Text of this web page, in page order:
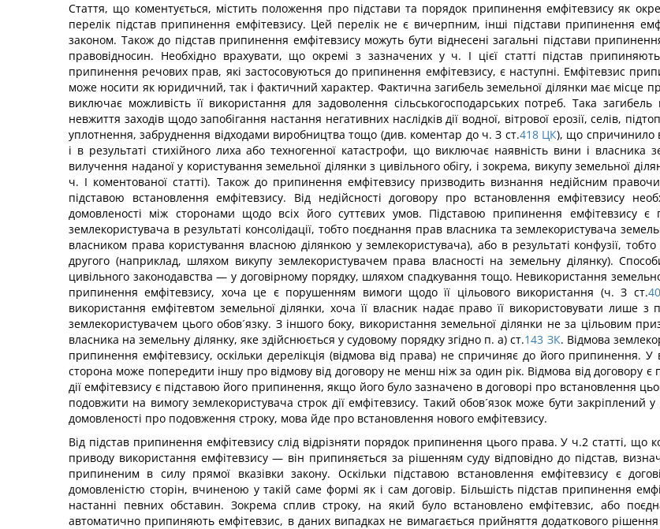
Стаття, що коментується, містить положення про підстави та порядок припинення емфітевзису як
перелік підстав припинення емфітевзису. Цей перелік не є вичерпним, інші підстави припинення
законом. Також до підстав припинення емфітевзису можуть бути віднесені загальні підстави
правовідносин. Необхідно врахувати, що окремі з зазначених у ч. І цієї статті підстав
припинення речових прав, які застосовуються до припинення емфітевзису, є наступні. Емфітевзис
може носити як юридичний, так і фактичний характер. Фактична загибель земельної ділянки має місце
виключає можливість її використання для задоволення сільськогосподарських потреб. Така
невжиття заходів щодо запобігання настання негативних наслідків дії водної, вітрової ерозії, селів,
уплотнення, забруднення відходами виробництва тощо (див. коментар до ч. З ст.418 ЦК), що спричинило
і в результаті стихійного лиха або техногенної катастрофи, що виключає наявність вини і
вилучення наданої у користування земельної ділянки з цивільного обігу, і зокрема, викупу земельної
ч. І коментованої статті). Також до припинення емфітевзису призводить визнання недійсним
підставою встановлення емфітевзису. Від недійсності договору про встановлення емфітевзису
домовленості між сторонами щодо всіх його суттєвих умов. Підставою припинення емфітевзису є
землекористувача в результаті консолідації, тобто поєднання прав власника та землекористувача
власником права користування власною ділянкою у землекористувача), або в результаті конфузії,
другого (наприклад, шляхом викупу землекористувачем права власності на земельну ділянку).
цивільного законодавства — у договірному порядку, шляхом спадкування тощо. Невикористання
припинення емфітевзису, хоча це є порушенням вимоги щодо її цільового використання (ч. З ст.
використання емфітевтом земельної ділянки, хоча її власник надає право її використовувати лише
землекористувачем цього обов´язку. З іншого боку, використання земельної ділянки не за цільовим
власника на земельну ділянку, яке здійснюється у судовому порядку згідно п. а) ст.143 ЗК. Відмова
припинення емфітевзису, оскільки дерелікція (відмова від права) не спричиняє до його припинення.
сторона може попередити іншу про відмову від договору не менш ніж за один рік. Відмова від договору
дії емфітевзису є підставою його припинення, якщо його було зазначено в договорі про встановлення
подовжити на вимогу землекористувача строк дії емфітевзису. Такий обов´язок може бути закріплений
домовленості про подовження строку, мова йде про встановлення нового емфітевзису.
Від підстав припинення емфітевзису слід відрізняти порядок припинення цього права. У ч.2 статті,
приводу використання емфітевзису — він припиняється за рішенням суду відповідно до підстав,
припиненим в силу прямої вказівки закону. Оскільки підставою встановлення емфітевзису є
домовленістю сторін, вчиненою у такій саме формі як і сам договір. Більшість підстав припинення
настанні певних обставин. Зокрема сплив строку, на який було встановлено емфітевзис, або
автоматично припиняють емфітевзис, в даних випадках не вимагається прийняття додаткового